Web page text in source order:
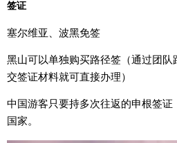
签证
塞尔维亚、波黑免签
黑山可以单独购买路径签（通过团
交签证材料就可直接办理）
中国游客只要持多次往返的申根签
国家。